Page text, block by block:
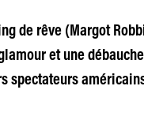
de rêve (Margot
et une
spectateurs